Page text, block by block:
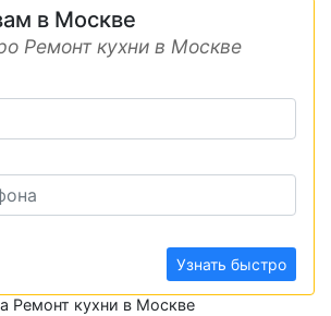
в Москве
Ремонт кухни в Москве
Узнать быстро
Ремонт кухни в Москве